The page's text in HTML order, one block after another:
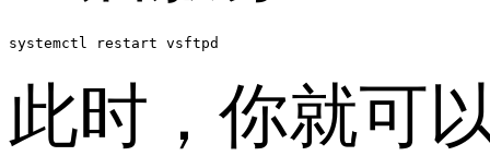
systemctl restart vsftpd
此时，你就可